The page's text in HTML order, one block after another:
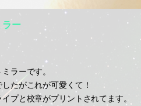
ラー
ラーです。
たがこれが可愛くて！
プと校章がプリントされてます。